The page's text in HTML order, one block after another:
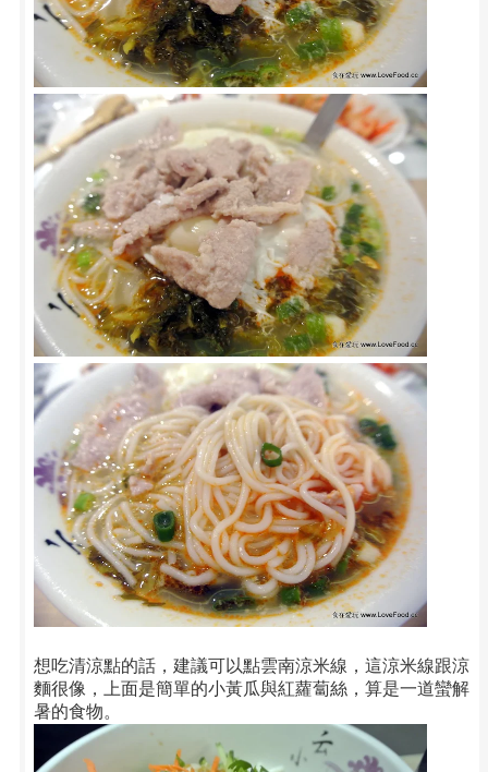
想吃清涼點的話，建議可以點雲南涼米線，這涼米線跟涼
麵很像，上面是簡單的小黃瓜與紅蘿蔔絲，算是一道蠻解
暑的食物。